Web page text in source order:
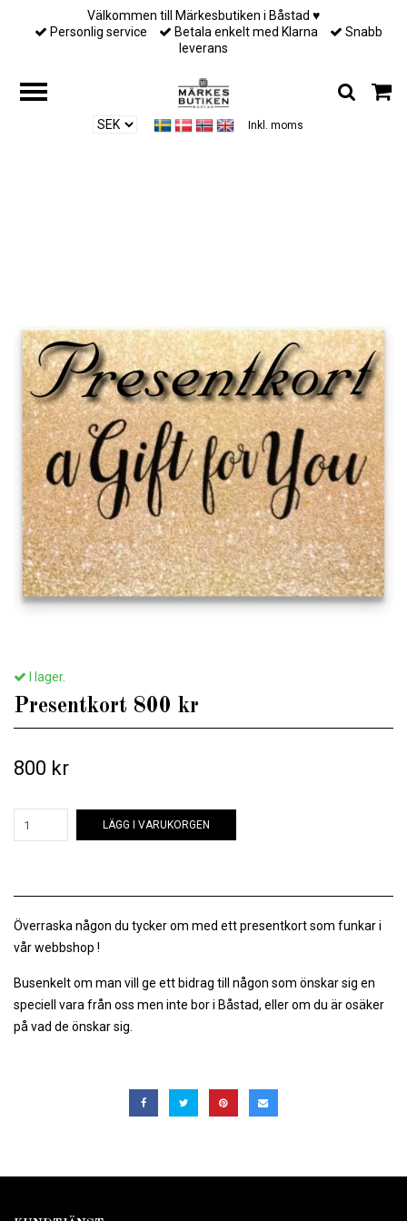
Välkommen till Märkesbutiken i Båstad ♥︎
Personlig service
Betala enkelt med Klarna
Snabb
leverans
Inkl. moms
I lager.
Presentkort 800 kr
800 kr
LÄGG I VARUKORGEN
Överraska någon du tycker om med ett presentkort som funkar i
vår webbshop !
Busenkelt om man vill ge ett bidrag till någon som önskar sig en
speciell vara från oss men inte bor i Båstad, eller om du är osäker
på vad de önskar sig.